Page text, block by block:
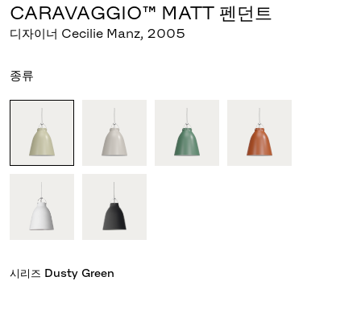
CARAVAGGIO™ MATT 펜던트
디자이너 Cecilie Manz, 2005
종류
시리즈 Dusty Green